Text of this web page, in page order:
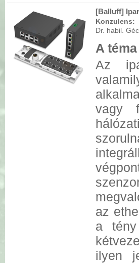
[Balluff]
Konzulens:
Dr. habil.
A
Az
vagy
az
a
ilyen